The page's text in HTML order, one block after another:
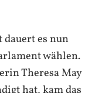
es nun
wählen.
Theresa May
hat, kam das